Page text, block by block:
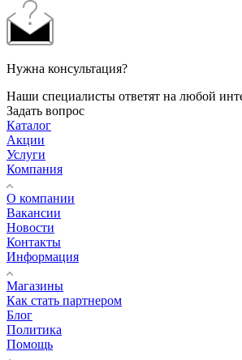
Нужна консультация?
Наши специалисты ответят на любой
Задать вопрос
Каталог
Акции
Услуги
Компания
О компании
Вакансии
Новости
Контакты
Информация
Магазины
Как стать партнером
Блог
Политика
Помощь